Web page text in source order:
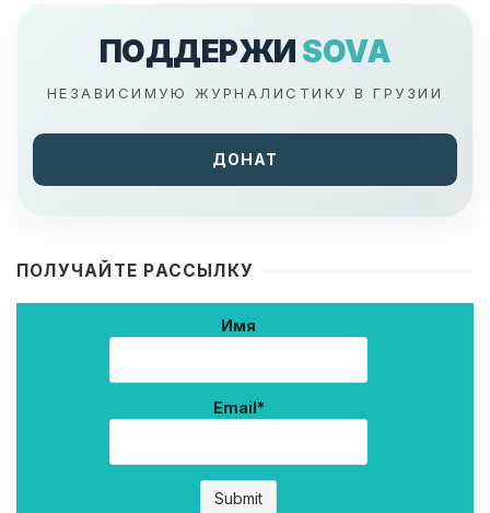
ПОДДЕРЖИ SOVA
НЕЗАВИСИМУЮ ЖУРНАЛИСТИКУ В ГРУЗИИ
ДОНАТ
ПОЛУЧАЙТЕ РАССЫЛКУ
Имя
Email*